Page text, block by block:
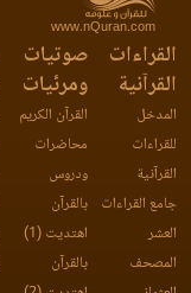
www.nQuran.com
القراءات
القرآنية
المدخل
للقراءات
القرآنية
جامع القراءات
العشر
المصحف
صوتيات
ومرئيات
القرآن الكريم
محاضرات
ودروس
بالقرآن
اهتديت (1)
بالقرآن